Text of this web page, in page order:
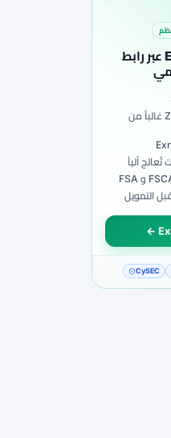
افتح حساب Exness عبر رابط
حسابات Pro و Raw و Zero غالباً من
التمويل
CySEC